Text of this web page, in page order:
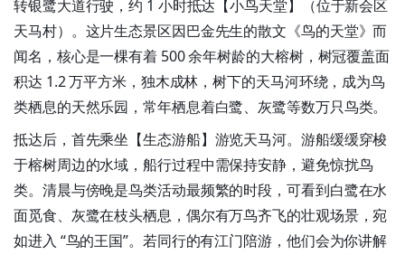
转银鹭大道行驶，约 1 小时抵达【小鸟天堂】（位于新会区
天马村）。这片生态景区因巴金先生的散文《鸟的天堂》而
闻名，核心是一棵有着 500 余年树龄的大榕树，树冠覆盖面
积达 1.2 万平方米，独木成林，树下的天马河环绕，成为鸟
类栖息的天然乐园，常年栖息着白鹭、灰鹭等数万只鸟类。
抵达后，首先乘坐【生态游船】游览天马河。游船缓缓穿梭
于榕树周边的水域，船行过程中需保持安静，避免惊扰鸟
类。清晨与傍晚是鸟类活动最频繁的时段，可看到白鹭在水
面觅食、灰鹭在枝头栖息，偶尔有万鸟齐飞的壮观场景，宛
如进入 “鸟的王国”。若同行的有江门陪游，他们会为你讲解